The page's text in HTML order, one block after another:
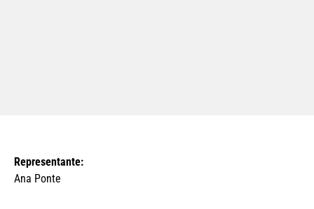
Representante:
Ana Ponte